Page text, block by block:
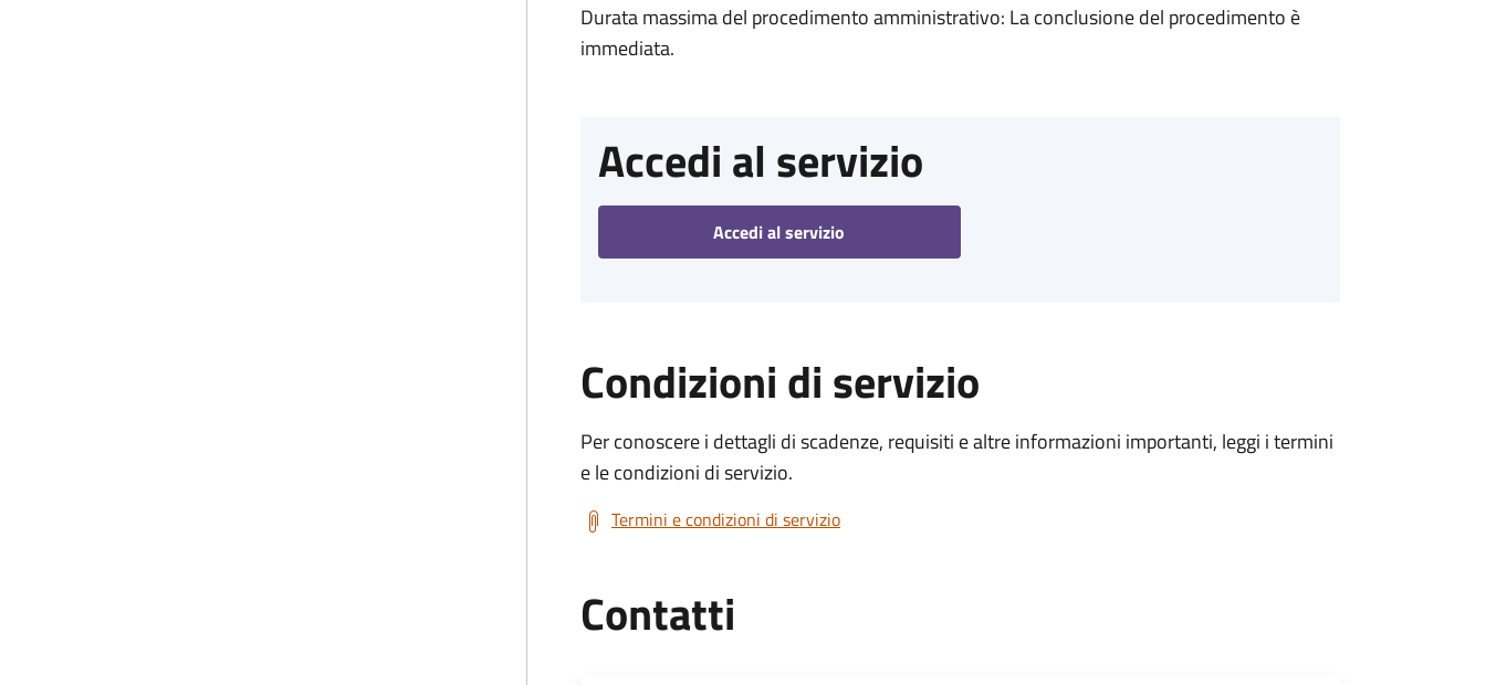
Durata massima del procedimento amministrativo: La conclusione del procedimento è
immediata.
Accedi al servizio
Accedi al servizio
Condizioni di servizio
Per conoscere i dettagli di scadenze, requisiti e altre informazioni importanti, leggi i termini
e le condizioni di servizio.
Termini e condizioni di servizio
Contatti